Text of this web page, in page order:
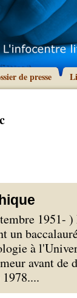
de presse
1951-
un
à
avant de
...